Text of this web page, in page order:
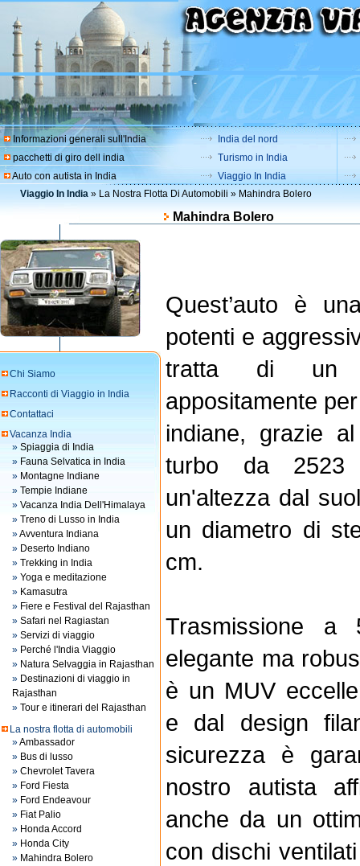
-
Informazioni generali sull'India
pacchetti di giro dell india
Auto con autista in India
India del nord
Turismo in India
Viaggio In India
Viaggio In India » La Nostra Flotta Di Automobili » Mahindra Bolero
Mahindra Bolero
Chi Siamo
Racconti di Viaggio in India
Contattaci
Vacanza India
» Spiaggia di India
» Fauna Selvatica in India
» Montagne Indiane
» Tempie Indiane
» Vacanza India Dell'Himalaya
» Treno di Lusso in India
»Avventura Indiana
» Deserto Indiano
» Trekking in India
» Yoga e meditazione
» Kamasutra
» Fiere e Festival del Rajasthan
» Safari nel Ragiastan
» Servizi di viaggio
» Perché l'India Viaggio
» Natura Selvaggia in Rajasthan
» Destinazioni di viaggio in
Rajasthan
» Tour e itinerari del Rajasthan
La nostra flotta di automobili
»Ambassador
» Bus di lusso
» Chevrolet Tavera
» Ford Fiesta
» Ford Endeavour
» Fiat Palio
» Honda Accord
» Honda City
» Mahindra Bolero
Quest’auto è
potenti e
tratta di un
appositamente
indiane, grazie
turbo da 2523
un'altezza dal
un diametro di
cm.
Trasmissione
elegante ma
è un MUV
e dal design
sicurezza è
nostro autista
anche da un
con dischi